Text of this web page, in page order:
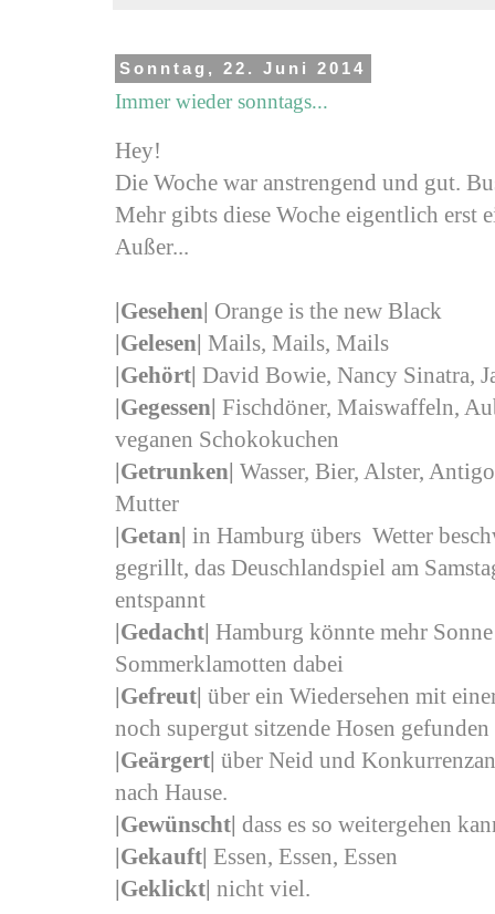
Sonntag, 22. Juni 2014
Immer wieder sonntags...
Hey!
Die Woche war anstrengend und gut.
Mehr gibts diese Woche eigentlich erst
Außer...
|Gesehen| Orange is the new Black
|Gelesen| Mails, Mails, Mails
|Gehört| David Bowie, Nancy Sinatra,
|Gegessen| Fischdöner, Maiswaffeln,
veganen Schokokuchen
|Getrunken| Wasser, Bier, Alster,
Mutter
|Getan| in Hamburg übers Wetter
gegrillt, das Deuschlandspiel am
entspannt
|Gedacht| Hamburg könnte mehr
Sommerklamotten dabei
|Gefreut| über ein Wiedersehen mit
noch supergut sitzende Hosen gefunden
|Geärgert| über Neid und
nach Hause.
|Gewünscht| dass es so weitergehen
|Gekauft| Essen, Essen, Essen
|Geklickt| nicht viel.